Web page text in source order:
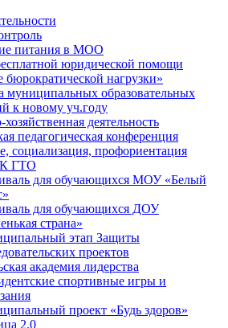
питания в МОО
юридической помощи
нагрузки»
муниципальных образовательных
к новому уч.году
деятельность
педагогическая конференция
социализация, профориентация
ГТО
для обучающихся МОУ «Белый
для обучающихся ДОУ
страна»
этап Защиты
проектов
академия лидерства
спортивные игры и
проект «Будь здоров»
2.0